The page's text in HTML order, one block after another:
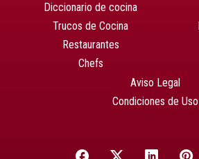
Diccionario de cocina
Trucos de Cocina
Restaurantes
Chefs
Aviso Legal
Condiciones de Uso